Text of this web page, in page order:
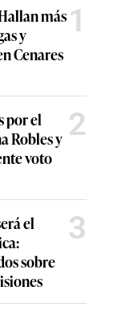
más
y
Cenares
1
por el
Robles y
voto
2
el
sobre
3